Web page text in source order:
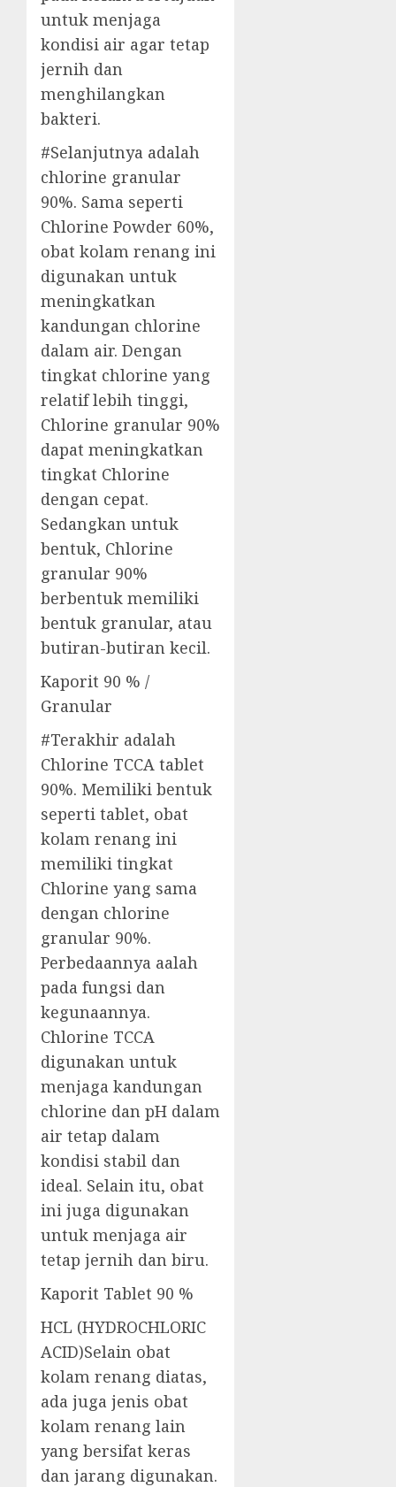
untuk menjaga
kondisi air agar tetap
jernih dan
menghilangkan
bakteri.
#Selanjutnya adalah
chlorine granular
90%. Sama seperti
Chlorine Powder 60%,
obat kolam renang ini
digunakan untuk
meningkatkan
kandungan chlorine
dalam air. Dengan
tingkat chlorine yang
relatif lebih tinggi,
Chlorine granular 90%
dapat meningkatkan
tingkat Chlorine
dengan cepat.
Sedangkan untuk
bentuk, Chlorine
granular 90%
berbentuk memiliki
bentuk granular, atau
butiran-butiran kecil.
Kaporit 90 % /
Granular
#Terakhir adalah
Chlorine TCCA tablet
90%. Memiliki bentuk
seperti tablet, obat
kolam renang ini
memiliki tingkat
Chlorine yang sama
dengan chlorine
granular 90%.
Perbedaannya aalah
pada fungsi dan
kegunaannya.
Chlorine TCCA
digunakan untuk
menjaga kandungan
chlorine dan pH dalam
air tetap dalam
kondisi stabil dan
ideal. Selain itu, obat
ini juga digunakan
untuk menjaga air
tetap jernih dan biru.
Kaporit Tablet 90 %
HCL (HYDROCHLORIC
ACID)Selain obat
kolam renang diatas,
ada juga jenis obat
kolam renang lain
yang bersifat keras
dan jarang digunakan.